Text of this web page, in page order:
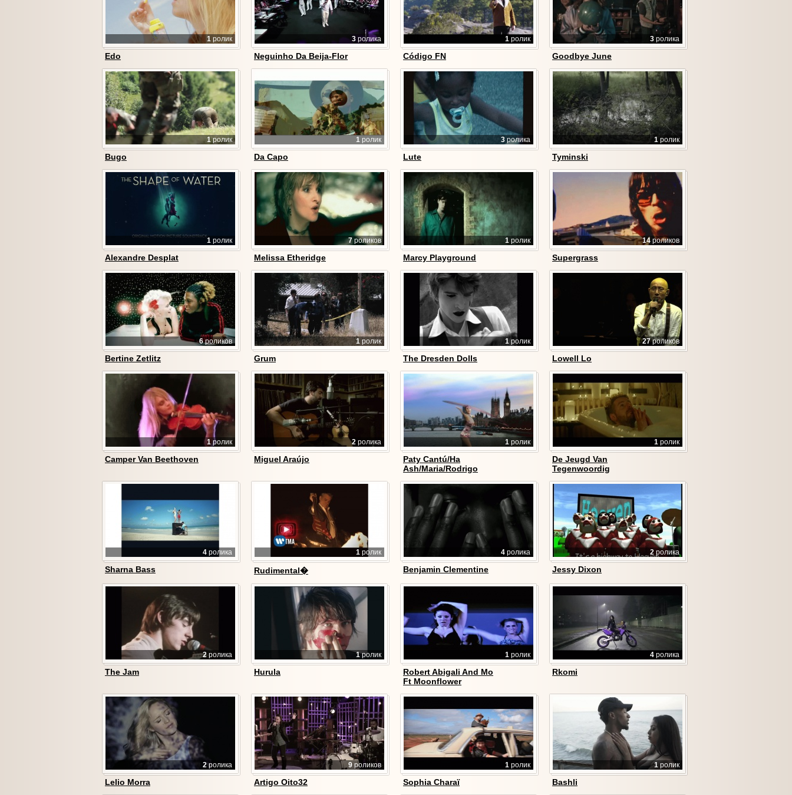
1 ролик
Edo
3 ролика
Neguinho Da Beija-Flor
1 ролик
Código FN
3 ролика
Goodbye June
1ролик
Bugo
1 ролик
Da Capo
3 ролика
Lute
1 ролик
Tyminski
1 ролик
Alexandre Desplat
7 роликов
Melissa Etheridge
1 ролик
Marcy Playground
14 роликов
Supergrass
6роликов
Bertine Zetlitz
1 ролик
Grum
1 ролик
The Dresden Dolls
27роликов
Lowell Lo
1ролик
Camper Van Beethoven
2 ролика
Miguel Araújo
1 ролик
Paty Cantú/Ha
Ash/Maria/Rodrigo
1 ролик
De Jeugd Van
Tegenwoordig
4 ролика
Sharna Bass
1 ролик
Rudimental�
4 ролика
Benjamin Clementine
2 ролика
Jessy Dixon
2ролика
The Jam
1ролик
Hurula
1 ролик
Robert Abigali And Mo
Ft Moonflower
4 ролика
Rkomi
2ролика
Lelio Morra
9 роликов
Artigo Oito32
1 ролик
Sophia Charaï
1 ролик
Bashli